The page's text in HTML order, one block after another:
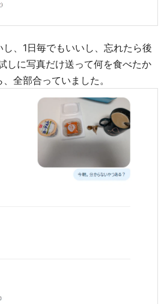
、1日毎でもいいし、忘れたら後
しに写真だけ送って何を食べたか
全部合っていました。